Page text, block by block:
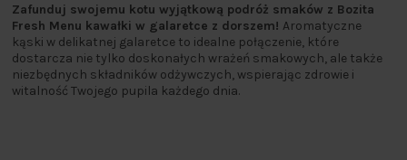
Zafunduj swojemu kotu wyjątkową podróż smaków z Bozita
Fresh Menu kawałki w galaretce z dorszem! Aromatyczne
kąski w delikatnej galaretce to idealne połączenie, które
dostarcza nie tylko doskonałych wrażeń smakowych, ale także
niezbędnych składników odżywczych, wspierając zdrowie i
witalność Twojego pupila każdego dnia.